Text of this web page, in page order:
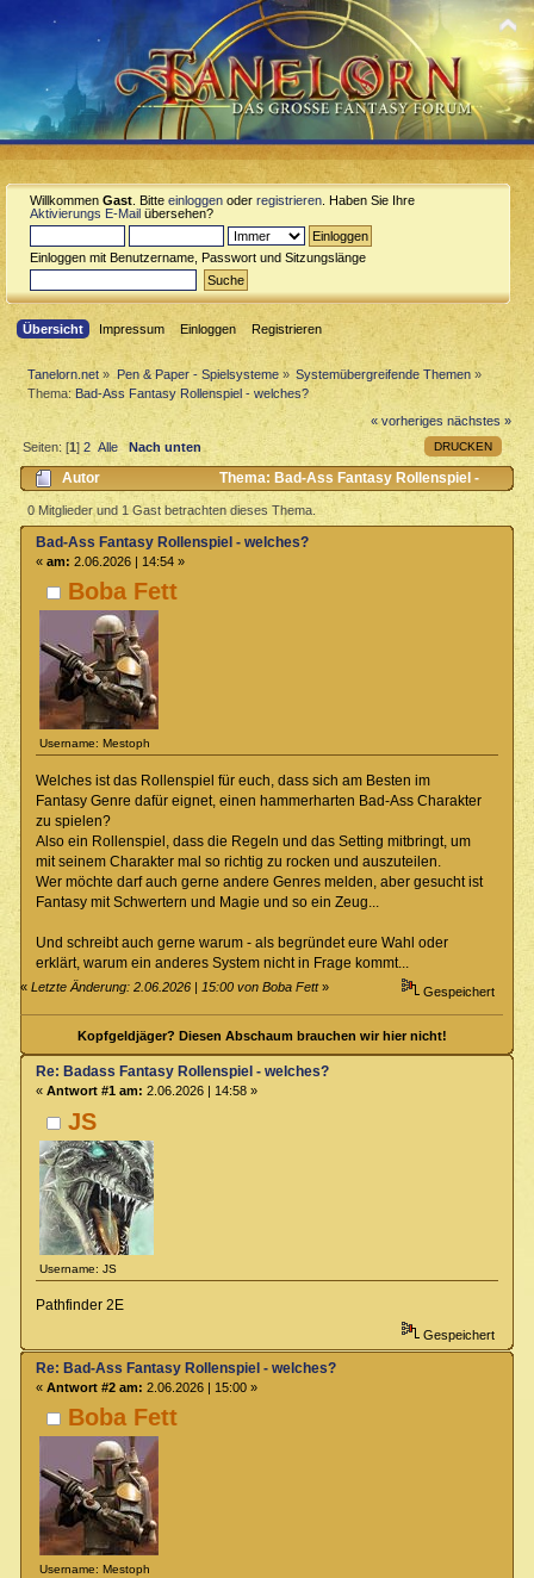
Willkommen Gast . Bitte einloggen oder registrieren . Haben Sie Ihre
Aktivierungs E-Mail übersehen?
Einloggen mit Benutzername, Passwort und Sitzungslänge
Übersicht Impressum Einloggen Registrieren
Tanelorn.net » Pen & Paper - Spielsysteme» Systemübergreifende Themen »
Thema: Bad-Ass Fantasy Rollenspiel - welches?
« vorheriges nächstes »
DRUCKEN
Seiten: [1]2 Alle Nach unten
Autor
Thema: Bad-Ass Fantasy Rollenspiel -
welches? (Gelesen 2203 mal)
0 Mitglieder und 1 Gast betrachten dieses Thema.
Boba Fett
Username: Mestoph
Bad-Ass Fantasy Rollenspiel - welches?
« am: 2.06.2026 | 14:54 »
Welches ist das Rollenspiel für euch, dass sich am Besten im
Fantasy Genre dafür eignet, einen hammerharten Bad-Ass Charakter
zu spielen?
Also ein Rollenspiel, dass die Regeln und das Setting mitbringt, um
mit seinem Charakter mal so richtig zu rocken und auszuteilen.
Wer möchte darf auch gerne andere Genres melden, aber gesucht ist
Fantasy mit Schwertern und Magie und so ein Zeug...
Und schreibt auch gerne warum - als begründet eure Wahl oder
erklärt, warum ein anderes System nicht in Frage kommt...
«Letzte Änderung: 2.06.2026 | 15:00 von Boba Fett» Gespeichert
Kopfgeldjäger? Diesen Abschaum brauchen wir hier nicht!
JS
Username: JS
Re: Badass Fantasy Rollenspiel - welches?
« Antwort #1 am: 2.06.2026 | 14:58 »
Pathfinder 2E
Gespeichert
Boba Fett
Username: Mestoph
Re: Bad-Ass Fantasy Rollenspiel - welches?
« Antwort #2 am: 2.06.2026 | 15:00 »